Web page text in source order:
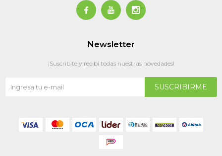
  
Newsletter
¡Suscribite y recibí todas nuestras novedades!
SUSCRIBIRME